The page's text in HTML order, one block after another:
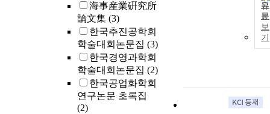
海事産業硏究所
論文集 (3)
한국추진공학회
학술대회논문집 (3)
한국경영과학회
학술대회논문집 (2)
한국공업화학회
연구논문 초록집
(2)
원
문
보
기